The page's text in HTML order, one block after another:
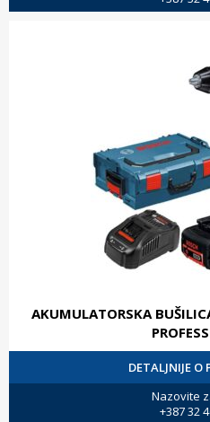
AKUMULATORSKA
DETALJNIJE O
Nazovite
+387 32